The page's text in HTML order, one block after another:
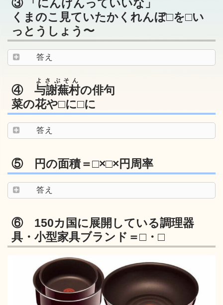
③ 「にんげんっていいな」
くまのこ見ていたかくれんぼ□を□い
っとうしょう〜
答え
④ 与謝蕪村
よさぶそん
の俳句
菜の花や□に□に
答え
⑤ 円の面積＝□×□×円周率
答え
⑥ 150カ国に展開している調理器
具・小型家具ブランド＝□・□